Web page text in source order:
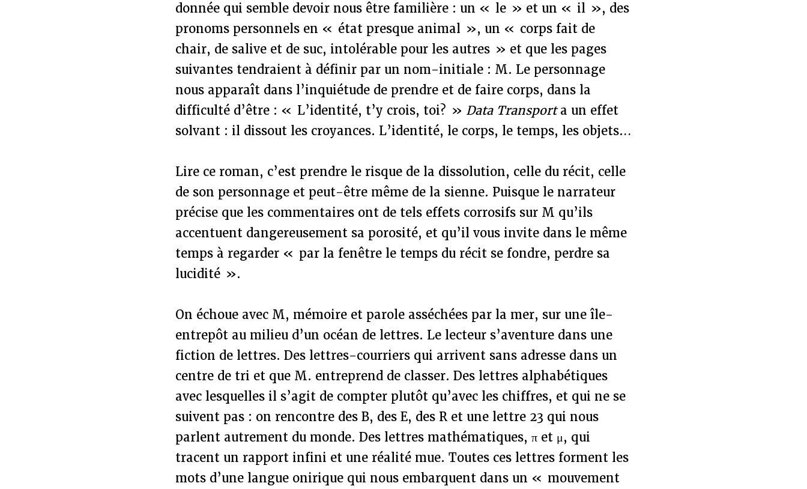
donnée qui semble devoir nous être familière : un « le » et un « il », des
pronoms personnels en « état presque animal », un « corps fait de
chair, de salive et de suc, intolérable pour les autres » et que les pages
suivantes tendraient à définir par un nom-initiale : M. Le personnage
nous apparaît dans l’inquiétude de prendre et de faire corps, dans la
difficulté d’être : « L’identité, t’y crois, toi? » Data Transporta un effet
solvant : il dissout les croyances. L’identité, le corps, le temps, les objets…
Lire ce roman, c’est prendre le risque de la dissolution, celle du récit, celle
de son personnage et peut-être même de la sienne. Puisque le narrateur
précise que les commentaires ont de tels effets corrosifs sur M qu’ils
accentuent dangereusement sa porosité, et qu’il vous invite dans le même
temps à regarder « par la fenêtre le temps du récit se fondre, perdre sa
lucidité ».
On échoue avec M, mémoire et parole asséchées par la mer, sur une île-
entrepôt au milieu d’un océan de lettres. Le lecteur s’aventure dans une
fiction de lettres. Des lettres-courriers qui arrivent sans adresse dans un
centre de tri et que M. entreprend de classer. Des lettres alphabétiques
avec lesquelles il s’agit de compter plutôt qu’avec les chiffres, et qui ne se
suivent pas : on rencontre des B, des E, des R et une lettre 23 qui nous
parlent autrement du monde. Des lettres mathématiques, π et μ, qui
tracent un rapport infini et une réalité mue. Toutes ces lettres forment les
mots d’une langue onirique qui nous embarquent dans un « mouvement